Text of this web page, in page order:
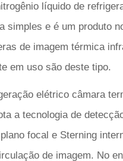
líquido de
simples e é um produto
de imagem térmica
em uso são deste tipo.
elétrico câmara
a tecnologia de
focal e Sterning
de imagem. No